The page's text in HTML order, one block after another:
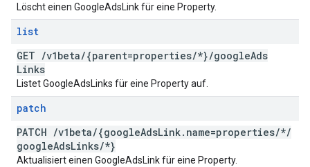
Löscht einen GoogleAdsLink für eine Property.
list
GET /v1beta/{parent=properties/*}/googleAds
Links
Listet GoogleAdsLinks für eine Property auf.
patch
PATCH /v1beta/{googleAdsLink. name=properties/*/
googleAdsLinks/*}
Aktualisiert einen GoogleAdsLink für eine Property.